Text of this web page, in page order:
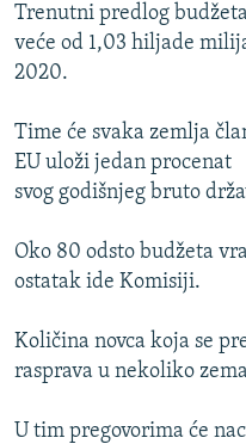
ISPRIČAJ MI
DNEVNO@RSE
SPECIJALI RSE
VIŠE OD NASLOVA
GENOCID U SREBRENICI
POPLAVE I KLIZIŠTA U BIH 2024.
POST SCRIPTUM
MOJA EVROPA
TRI DECENIJE OD RATA U BIH
PRATITE NAS
Sve RFE/RL stranice
Trenutni predlog
veće od 1,03 hiljade
2020.
Time će svaka zemlja
EU uloži jedan procenat
svog godišnjeg bruto
Oko 80 odsto budžeta
ostatak ide Komisiji.
Količina novca koja se
rasprava u nekoliko
U tim pregovorima će